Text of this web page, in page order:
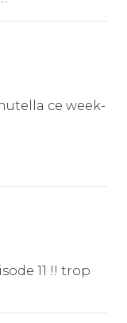
ce week-
11 !! trop